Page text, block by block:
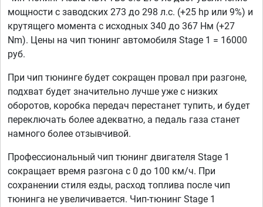
мощности с заводских 273 до 298 л.с. (+25 hp или 9%) и
крутящего момента с исходных 340 до 367 Нм (+27
Nm). Цены на чип тюнинг автомобиля Stage 1 = 16000
руб.
При чип тюнинге будет сокращен провал при разгоне,
подхват будет значительно лучше уже с низких
оборотов, коробка передач перестанет тупить, и будет
переключать более адекватно, а педаль газа станет
намного более отзывчивой.
Профессиональный чип тюнинг двигателя Stage 1
сокращает время разгона с 0 до 100 км/ч. При
сохранении стиля езды, расход топлива после чип
тюнинга не увеличивается. Чип-тюнинг Stage 1